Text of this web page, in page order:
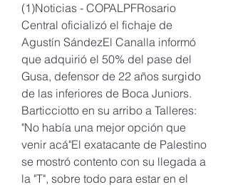
(1)Noticias - COPALPFRosario
Central oficializó el fichaje de
Agustín SándezEl Canalla informó
que adquirió el 50% del pase del
Gusa, defensor de 22 años surgido
de las inferiores de Boca Juniors.
Barticciotto en su arribo a Talleres:
"No había una mejor opción que
venir acá"El exatacante de Palestino
se mostró contento con su llegada a
la "T", sobre todo para estar en el